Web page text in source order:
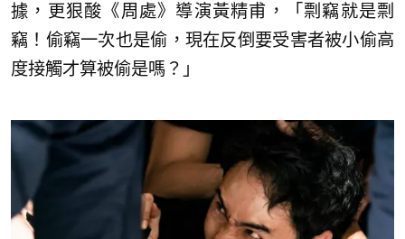
據，更狠酸《周處》導演黃精甫，「剽竊就是剽
竊！偷竊一次也是偷，現在反倒要受害者被小偷高
度接觸才算被偷是嗎？」